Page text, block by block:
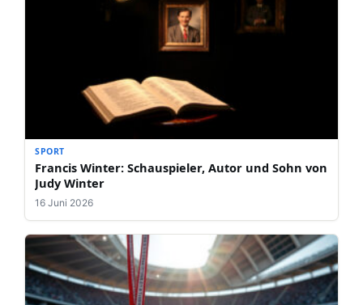
SPORT
Francis Winter: Schauspieler, Autor und Sohn von
Judy Winter
16 Juni 2026